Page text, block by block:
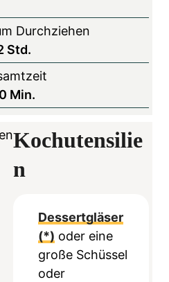
Durchziehen
S
t
n
e
Std.
M
i
n
u
Min.
Kochutensilie
n
Dessertgläser
(*) oder eine
große Schüssel
oder